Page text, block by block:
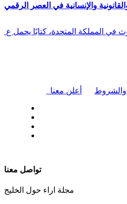
والإنسانية في العصر الرقمي
في المملكة المتحدة، كتابًا يحمل ع
أعلن معنا والشروط
تواصل معنا
مجلة اراء حول الخليج